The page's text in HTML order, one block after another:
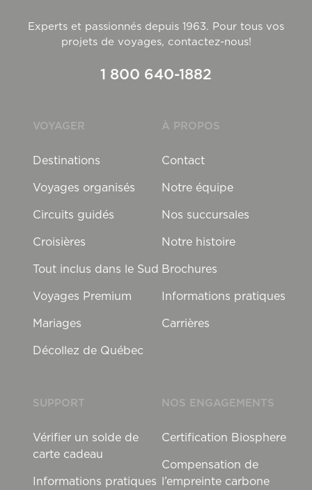
Experts et passionnés depuis 1963. Pour tous vos
projets de voyages, contactez-nous!
1 800 640-1882
VOYAGER
Destinations
Voyages organisés
Circuits guidés
Croisières
Tout inclus dans le Sud
Voyages Premium
Mariages
Décollez de Québec
À PROPOS
Contact
Notre équipe
Nos succursales
Notre histoire
Brochures
Informations pratiques
Carrières
SUPPORT
Vérifier un solde de
carte cadeau
Informations pratiques
NOS ENGAGEMENTS
Certification Biosphere
Compensation de
l’empreinte carbone